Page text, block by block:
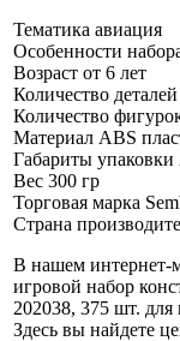
Тематика авиация
Особенности
Возраст от 6 лет
Количество деталей
Количество
Материал ABS
Габариты упаковки
Вес 300 гр
Торговая марка
Страна
В нашем интернет-
игровой набор
202038, 375 шт. для
Здесь вы найдете